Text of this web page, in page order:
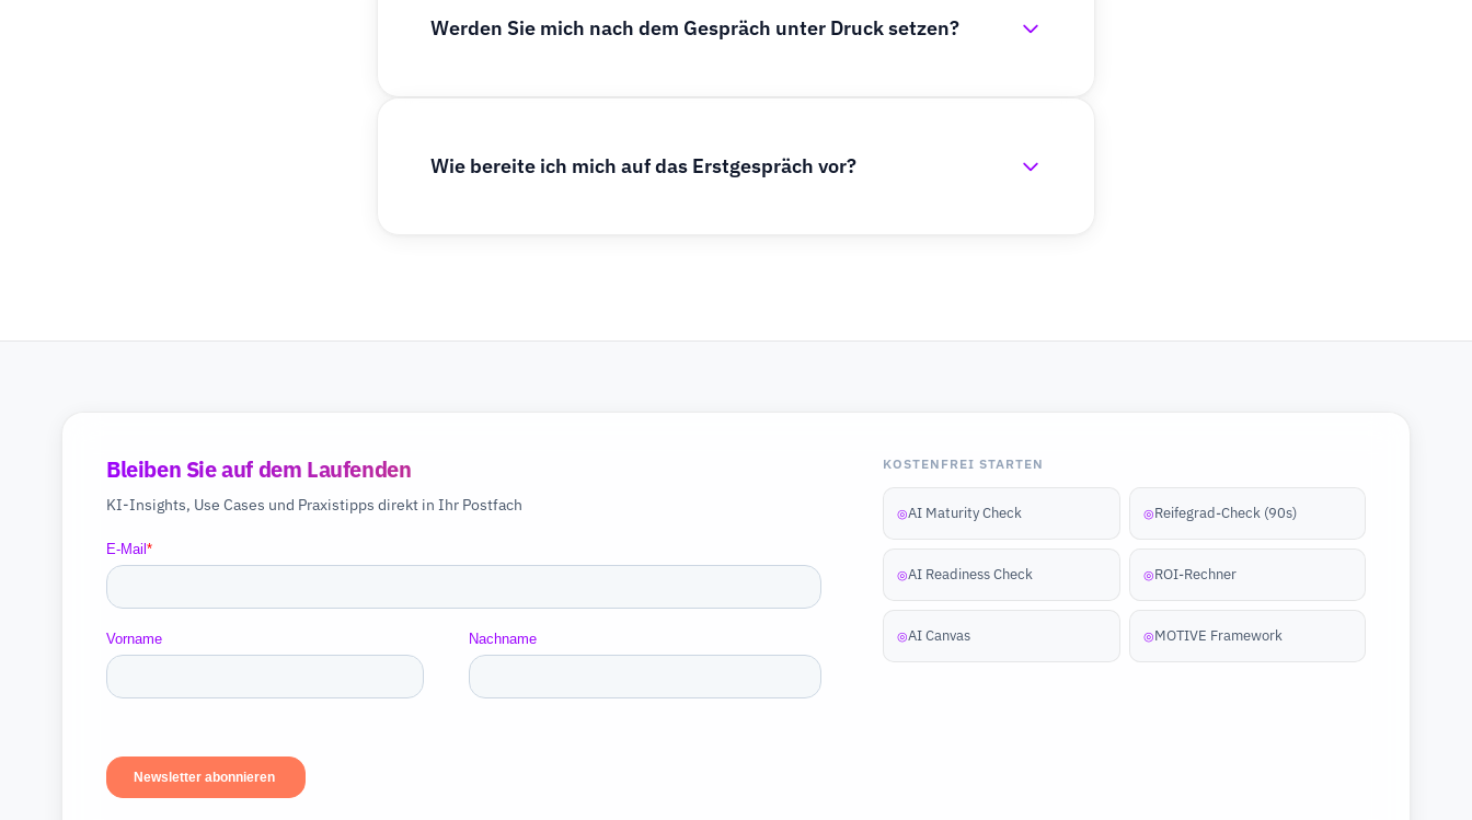
Werden Sie mich nach dem Gespräch unter Druck setzen?
Wie bereite ich mich auf das Erstgespräch vor?
Bleiben Sie auf dem Laufenden
KI-Insights, Use Cases und Praxistipps direkt in Ihr Postfach
KOSTENFREI STARTEN
◎AI Maturity Check ◎Reifegrad-Check (90s)
◎AI Readiness Check ◎ROI-Rechner
◎AI Canvas ◎MOTIVE Framework